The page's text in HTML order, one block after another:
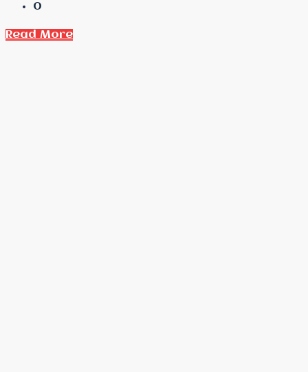
0
Read More